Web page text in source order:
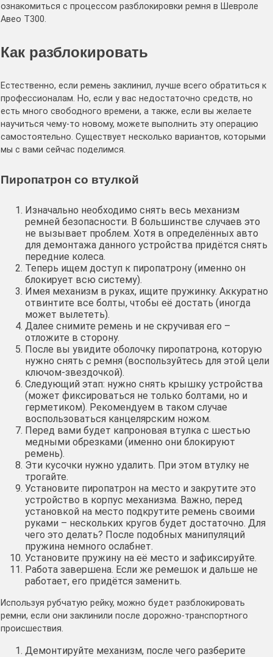
ознакомиться с процессом разблокировки ремня в Шевроле
Авео T300.
Как разблокировать
Естественно, если ремень заклинил, лучше всего обратиться к
профессионалам. Но, если у вас недостаточно средств, но
есть много свободного времени, а также, если вы желаете
научиться чему-то новому, можете выполнить эту операцию
самостоятельно. Существует несколько вариантов, которыми
мы с вами сейчас поделимся.
Пиропатрон со втулкой
Изначально необходимо снять весь механизм
ремней безопасности. В большинстве случаев это
не вызывает проблем. Хотя в определённых авто
для демонтажа данного устройства придётся снять
передние колеса.
Теперь ищем доступ к пиропатрону (именно он
блокирует всю систему).
Имея механизм в руках, ищите пружинку. Аккуратно
отвинтите все болты, чтобы её достать (иногда
может вылететь).
Далее снимите ремень и не скручивая его –
отложите в сторону.
После вы увидите оболочку пиропатрона, которую
нужно снять с ремня (воспользуйтесь для этой цели
ключом-звездочкой).
Следующий этап: нужно снять крышку устройства
(может фиксироваться не только болтами, но и
герметиком). Рекомендуем в таком случае
воспользоваться канцелярским ножом.
Перед вами будет капроновая втулка с шестью
медными обрезками (именно они блокируют
ремень).
Эти кусочки нужно удалить. При этом втулку не
трогайте.
Установите пиропатрон на место и закрутите это
устройство в корпус механизма. Важно, перед
установкой на место подкрутите ремень своими
руками – нескольких кругов будет достаточно. Для
чего это делать? После подобных манипуляций
пружина немного ослабнет.
Установите пружину на её место и зафиксируйте.
Работа завершена. Если же ремешок и дальше не
работает, его придётся заменить.
Используя рубчатую рейку, можно будет разблокировать
ремни, если они заклинили после дорожно-транспортного
происшествия.
Демонтируйте механизм, после чего разберите